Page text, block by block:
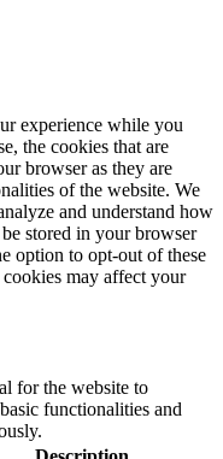
experience while you
the cookies that are
browser as they are
of the website. We
and understand how
stored in your browser
option to opt-out of these
may affect your
for the website to
functionalities and